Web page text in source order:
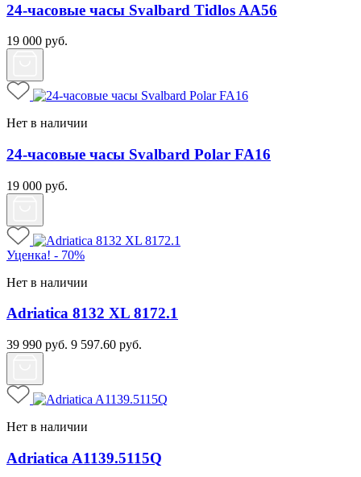
24-часовые часы Svalbard Tidlos AA56
19 000 руб.
Нет в наличии
24-часовые часы Svalbard Polar FA16
19 000 руб.
Уценка! - 70%
Нет в наличии
Adriatica 8132 XL 8172.1
39 990 руб. 9 597.60 руб.
Нет в наличии
Adriatica A1139.5115Q